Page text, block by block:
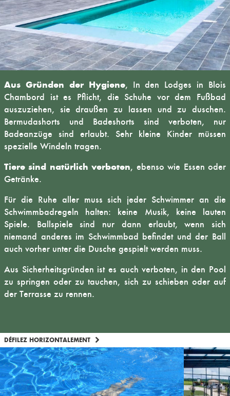
Aus Gründen der Hygiene, In den Lodges in Blois
Chambord ist es Pflicht, die Schuhe vor dem Fußbad
auszuziehen, sie draußen zu lassen und zu duschen.
Bermudashorts und Badeshorts sind verboten, nur
Badeanzüge sind erlaubt. Sehr kleine Kinder müssen
spezielle Windeln tragen.
Tiere sind natürlich verboten, ebenso wie Essen oder
Getränke.
Für die Ruhe aller muss sich jeder Schwimmer an die
Schwimmbadregeln halten: keine Musik, keine lauten
Spiele. Ballspiele sind nur dann erlaubt, wenn sich
niemand anderes im Schwimmbad befindet und der Ball
auch vorher unter die Dusche gespielt werden muss.
Aus Sicherheitsgründen ist es auch verboten, in den Pool
zu springen oder zu tauchen, sich zu schieben oder auf
der Terrasse zu rennen.
DÉFILEZ HORIZONTALEMENT